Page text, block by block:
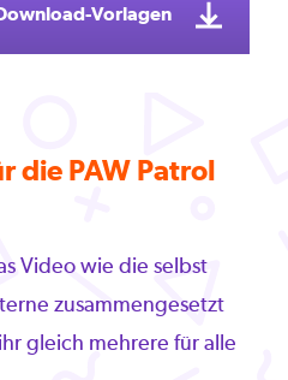
Vorlagen
die PAW Patrol
Video wie die selbst
zusammengesetzt
gleich mehrere für alle